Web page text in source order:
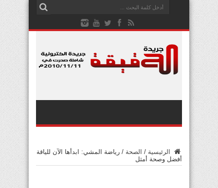
الرئيسية / الصحة / رياضة المشي: ابدأها الآن للياقة
أفضل وصحة أمثل